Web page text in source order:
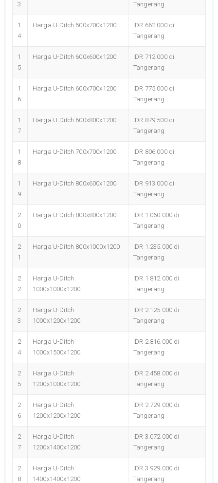
3
Tangerang
1
4
Harga U-Ditch 500x700x1200
IDR 662.000 di
Tangerang
1
5
Harga U-Ditch 600x600x1200
IDR 712.000 di
Tangerang
1
6
Harga U-Ditch 600x700x1200
IDR 775.000 di
Tangerang
1
7
Harga U-Ditch 600x800x1200
IDR 879.500 di
Tangerang
1
8
Harga U-Ditch 700x700x1200
IDR 806.000 di
Tangerang
1
9
Harga U-Ditch 800x600x1200
IDR 913.000 di
Tangerang
2
0
Harga U-Ditch 800x800x1200
IDR 1.060.000 di
Tangerang
2
1
Harga U-Ditch 800x1000x1200
IDR 1.235.000 di
Tangerang
2
2
Harga U-Ditch
1000x1000x1200
IDR 1.812.000 di
Tangerang
2
3
Harga U-Ditch
1000x1200x1200
IDR 2.125.000 di
Tangerang
2
4
Harga U-Ditch
1000x1500x1200
IDR 2.816.000 di
Tangerang
2
5
Harga U-Ditch
1200x1000x1200
IDR 2.458.000 di
Tangerang
2
6
Harga U-Ditch
1200x1200x1200
IDR 2.729.000 di
Tangerang
2
7
Harga U-Ditch
1200x1400x1200
IDR 3.072.000 di
Tangerang
2
8
Harga U-Ditch
1400x1400x1200
IDR 3.929.000 di
Tangerang